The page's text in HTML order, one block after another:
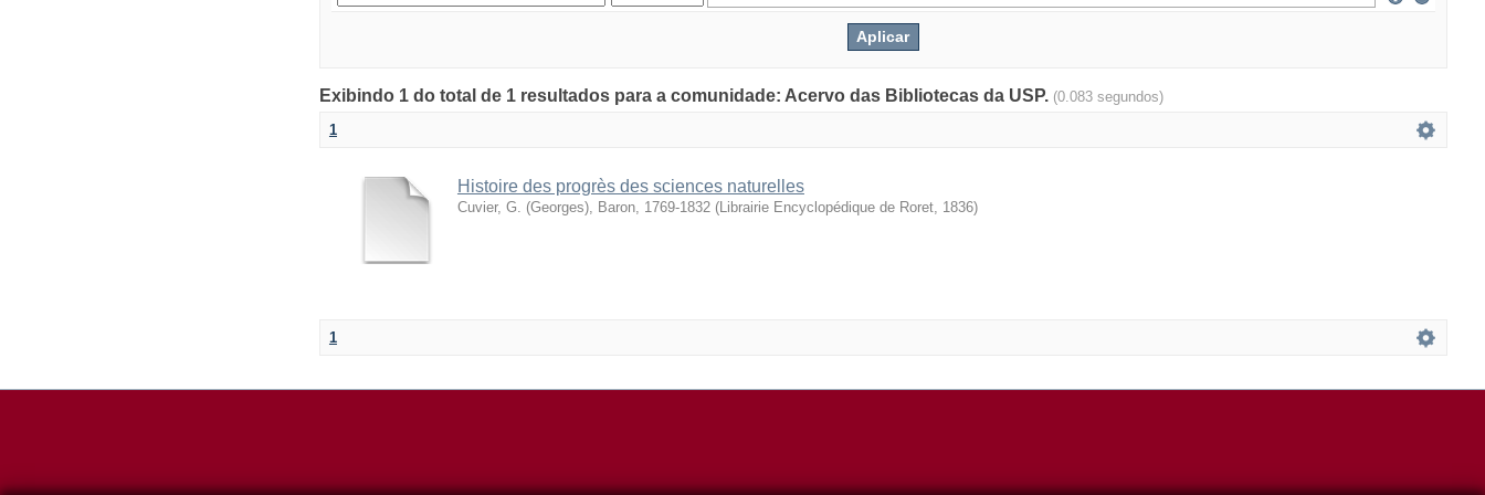
Exibindo 1 do total de 1 resultados para a comunidade: Acervo das Bibliotecas da USP. (0.083 segundos)
1
Histoire des progrès des sciences naturelles
Cuvier, G. (Georges), Baron, 1769-1832 (Librairie Encyclopédique de Roret, 1836)
1